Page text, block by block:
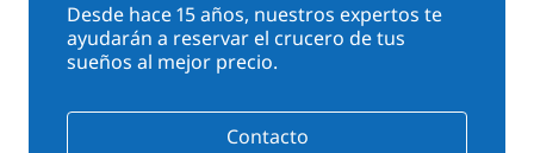
Desde hace 15 años, nuestros expertos te
ayudarán a reservar el crucero de tus
sueños al mejor precio.
Contacto